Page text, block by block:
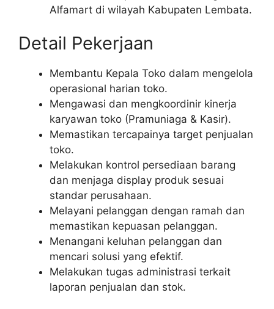
Alfamart di wilayah Kabupaten Lembata.
Detail Pekerjaan
Membantu Kepala Toko dalam mengelola
operasional harian toko.
Mengawasi dan mengkoordinir kinerja
karyawan toko (Pramuniaga & Kasir).
Memastikan tercapainya target penjualan
toko.
Melakukan kontrol persediaan barang
dan menjaga display produk sesuai
standar perusahaan.
Melayani pelanggan dengan ramah dan
memastikan kepuasan pelanggan.
Menangani keluhan pelanggan dan
mencari solusi yang efektif.
Melakukan tugas administrasi terkait
laporan penjualan dan stok.